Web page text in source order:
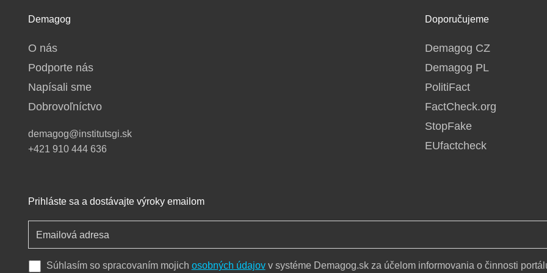
Demagog
O nás
Podporte nás
Napísali sme
Dobrovoľníctvo
demagog@institutsgi.sk
+421 910 444 636
Doporučujeme
Demagog CZ
Demagog PL
PolitiFact
FactCheck.org
StopFake
EUfactcheck
Prihláste sa a dostávajte výroky emailom
Súhlasím so spracovaním mojich osobných údajovv systéme Demagog.sk za účelom informovania o činnosti